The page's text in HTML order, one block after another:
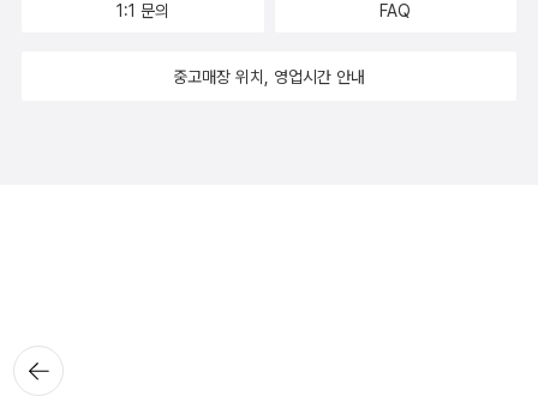
뒤로가
기
1:1 문의 FAQ
중고매장 위치, 영업시간 안내